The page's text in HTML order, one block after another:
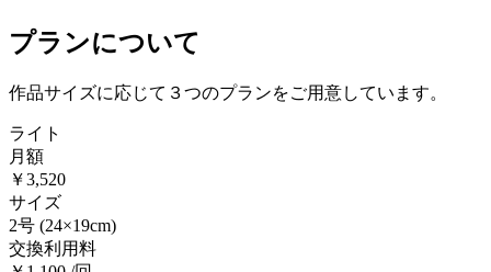
プランについて
作品サイズに応じて３つのプランをご用意しています。
ライト
月額
￥3,520
サイズ
2号 (24×19cm)
交換利用料